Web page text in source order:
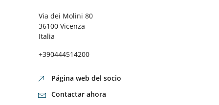
Via dei Molini 80
36100 Vicenza
Italia
+390444514200
Página web del socio
Contactar ahora